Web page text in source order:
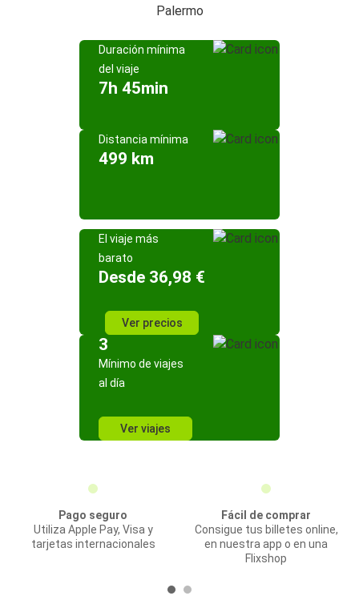
Palermo
Duración mínima
del viaje
7h 45min
Distancia mínima
499 km
El viaje más
barato
Desde 36,98 €
Ver precios
3
Mínimo de viajes
al día
Ver viajes
Pago seguro
Utiliza Apple Pay, Visa y
tarjetas internacionales
Fácil de comprar
Consigue tus billetes online,
en nuestra app o en una
Flixshop